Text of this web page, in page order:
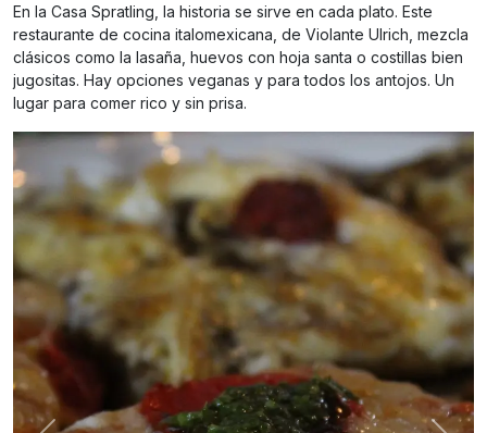
En la Casa Spratling, la historia se sirve en cada plato. Este
restaurante de cocina italomexicana, de Violante Ulrich, mezcla
clásicos como la lasaña, huevos con hoja santa o costillas bien
jugositas. Hay opciones veganas y para todos los antojos. Un
lugar para comer rico y sin prisa.